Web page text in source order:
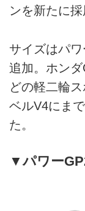
ンを新たに採
サイズはパ
追加。ホン
どの軽二輪
ベルV4にま
た。
▼パワー